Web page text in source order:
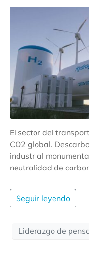
El sector del
CO2 global.
industrial
neutralidad de
Seguir leyendo
Liderazgo de